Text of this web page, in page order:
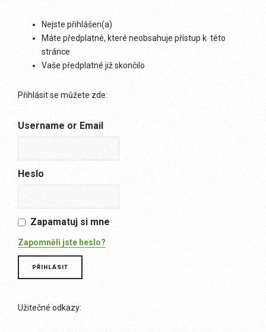
Nejste přihlášen(a)
Máte předplatné, které neobsahuje přístup k této
stránce
Vaše předplatné již skončilo
Přihlásit se můžete zde:
Username or Email
Heslo
Zapamatuj si mne
Zapomněli jste heslo?
Užitečné odkazy: